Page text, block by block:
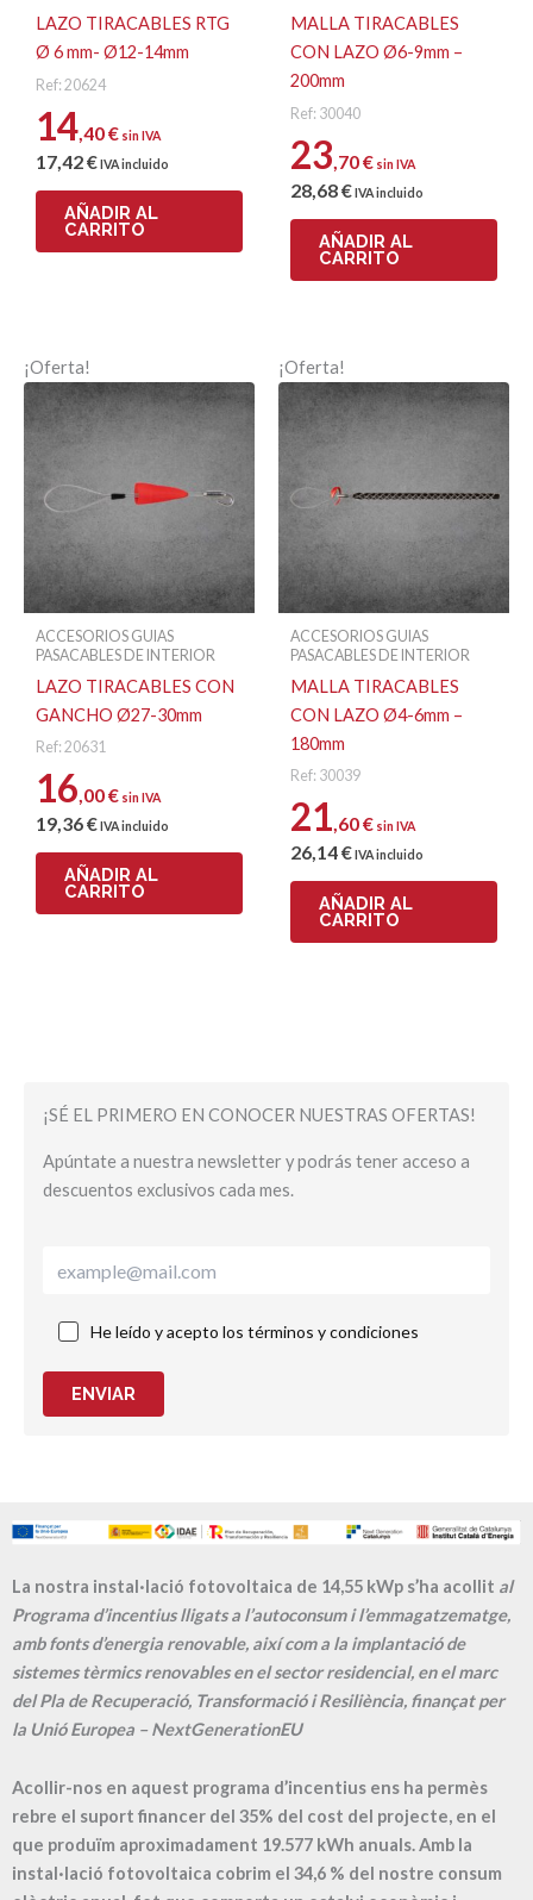
Correo electrónico
LAZO TIRACABLES RTG
Ø 6 mm- Ø12-14mm
Ref: 20624
14,40€ sin IVA
17,42€IVA incluido
AÑADIR AL
CARRITO
MALLA TIRACABLES
CON LAZO Ø6-9mm –
200mm
Ref: 30040
23,70€ sin IVA
28,68€IVA incluido
AÑADIR AL
CARRITO
¡Oferta!
ACCESORIOS GUIAS
PASACABLES DE INTERIOR
LAZO TIRACABLES CON
GANCHO Ø27-30mm
Ref: 20631
16,00€ sin IVA
19,36€ IVA incluido
AÑADIR AL
CARRITO
¡Oferta!
ACCESORIOS GUIAS
PASACABLES DE INTERIOR
MALLA TIRACABLES
CON LAZO Ø4-6mm –
180mm
Ref: 30039
21,60€ sin IVA
26,14€ IVA incluido
AÑADIR AL
CARRITO
¡SÉ EL PRIMERO EN CONOCER NUESTRAS OFERTAS!
Apúntate a nuestra newsletter y podrás tener acceso a
descuentos exclusivos cada mes.
He leído y acepto los términos y condiciones
ENVIAR
La nostra instal·lació fotovoltaica de 14,55 kWp s’ha acollit al
Programa d’incentius lligats a l’autoconsum i l’emmagatzematge,
amb fonts d’energia renovable, així com a la implantació de
sistemes tèrmics renovables en el sector residencial, en el marc
del Pla de Recuperació, Transformació i Resiliència, finançat per
la Unió Europea – NextGenerationEU
Acollir-nos en aquest programa d’incentius ens ha permès
rebre el suport financer del 35% del cost del projecte, en el
que produïm aproximadament 19.577 kWh anuals. Amb la
instal·lació fotovoltaica cobrim el 34,6 % del nostre consum